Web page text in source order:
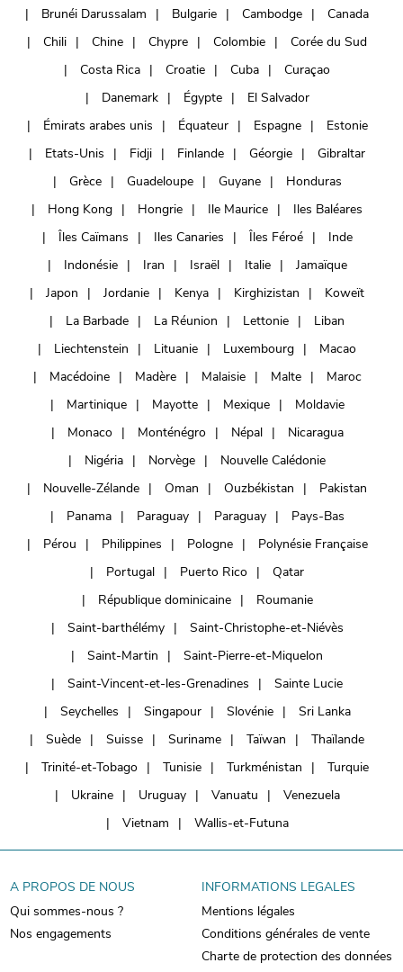
Brunéi Darussalam
Bulgarie Cambodge
Canada
Chili
Chine Chypre Colombie
Corée du Sud
Costa Rica
Croatie Cuba
Curaçao
Danemark
Égypte
El Salvador
Émirats arabes unis
Équateur Espagne
Estonie
Etats-Unis
Fidji Finlande Géorgie
Gibraltar
Grèce
Guadeloupe Guyane
Honduras
Hong Kong
Hongrie Ile Maurice
Iles Baléares
Îles Caïmans
Iles Canaries Îles Féroé
Inde
Indonésie
Iran Israël Italie
Jamaïque
Japon
Jordanie Kenya Kirghizistan
Koweït
La Barbade
La Réunion Lettonie
Liban
Liechtenstein
Lituanie Luxembourg
Macao
Macédoine
Madère Malaisie Malte
Maroc
Martinique
Mayotte Mexique
Moldavie
Monaco
Monténégro Népal
Nicaragua
Nigéria
Norvège
Nouvelle Calédonie
Nouvelle-Zélande
Oman Ouzbékistan
Pakistan
Panama
Paraguay Paraguay
Pays-Bas
Pérou
Philippines Pologne
Polynésie Française
Portugal
Puerto Rico
Qatar
République dominicaine
Roumanie
Saint-barthélémy
Saint-Christophe-et-Niévès
Saint-Martin
Saint-Pierre-et-Miquelon
Saint-Vincent-et-les-Grenadines
Sainte Lucie
Seychelles
Singapour Slovénie
Sri Lanka
Suède
Suisse Suriname Taïwan
Thaïlande
Trinité-et-Tobago
Tunisie Turkménistan
Turquie
Ukraine
Uruguay Vanuatu
Venezuela
Vietnam
Wallis-et-Futuna
A PROPOS DE NOUS
Qui sommes-nous ?
Nos engagements
INFORMATIONS LEGALES
Mentions légales
Conditions générales de vente
Charte de protection des données